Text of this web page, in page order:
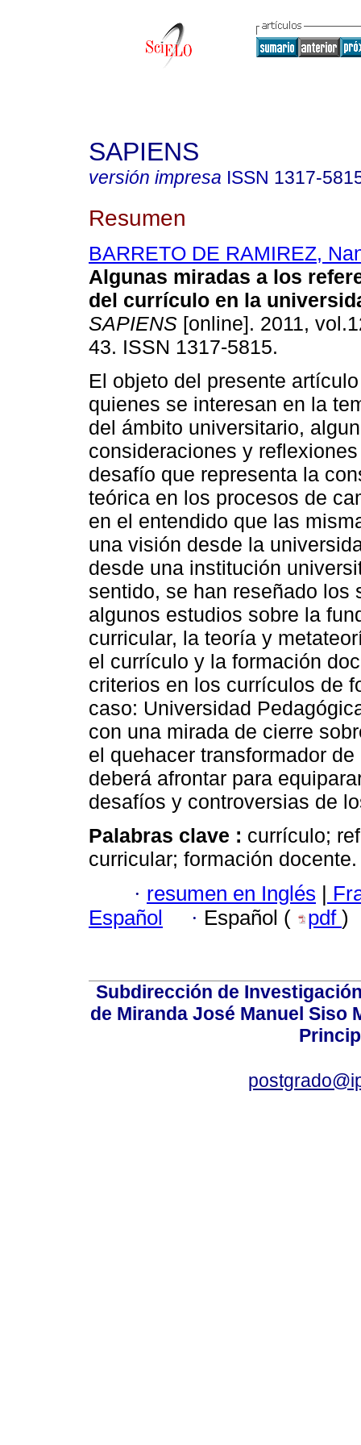
SAPIENS
versión impresa ISSN 1317-
Resumen
BARRETO DE RAMIREZ,
Algunas miradas a los
del currículo en la
SAPIENS [online]. 2011,
43. ISSN 1317-5815.
El objeto del presente
quienes se interesan en la
del ámbito universitario,
consideraciones y
desafío que representa la
teórica en los procesos de
en el entendido que las
una visión desde la
desde una institución
sentido, se han reseñado los
algunos estudios sobre la
curricular, la teoría y
el currículo y la formación
criterios en los currículos de
caso: Universidad
con una mirada de cierre
el quehacer transformador
deberá afrontar para
desafíos y controversias de
Palabras clave : currículo;
curricular; formación docente.
· resumen en Inglés |
Español
· Español ( pdf )
Subdirección de
de Miranda José Manuel Siso